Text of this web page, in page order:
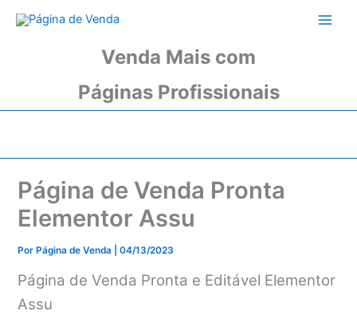
para
Venda Mais com
Páginas Profissionais
Página de Venda Pronta
Elementor Assu
PorPágina de Venda |04/13/2023
Página de Venda Pronta e Editável Elementor
Assu